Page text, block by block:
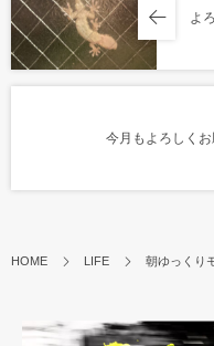
よ
今月もよろしくお
HOME LIFE 朝ゆっくり